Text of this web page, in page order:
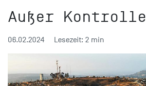
Außer Kontrolle
06.02.2024 Lesezeit: 2 min